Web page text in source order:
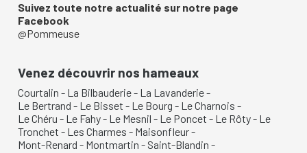
Suivez toute notre actualité sur notre page
Facebook
@Pommeuse
Venez découvrir nos hameaux
Courtalin - La Bilbauderie- La Lavanderie-
Le Bertrand - Le Bisset - Le Bourg - Le Charnois -
Le Chéru - Le Fahy- Le Mesnil - Le Poncet - Le Rôty- Le
Tronchet - Les Charmes - Maisonfleur-
Mont-Renard - Montmartin - Saint-Blandin -